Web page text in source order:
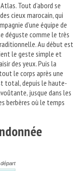
Tout d’abord se
cieux marocain, qui
d’une équipe de
déguste comme le très
Au début est
le geste simple et
des yeux. Puis la
le corps après une
total, depuis le haute-
jusque dans les
berbères où le temps